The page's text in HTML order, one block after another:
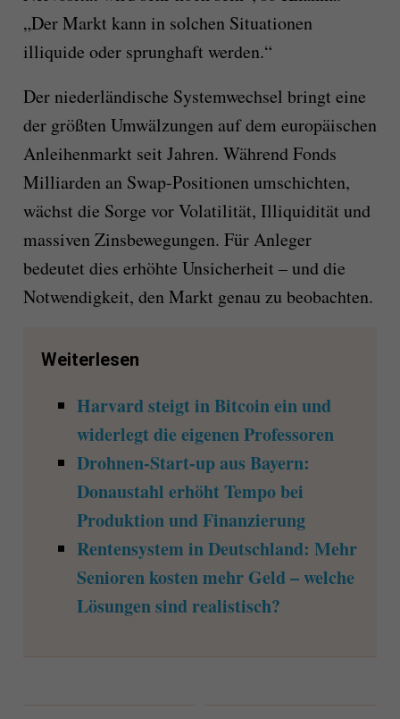
„Der Markt kann in solchen Situationen
illiquide oder sprunghaft werden.“
Der niederländische Systemwechsel bringt eine
der größten Umwälzungen auf dem europäischen
Anleihenmarkt seit Jahren. Während Fonds
Milliarden an Swap-Positionen umschichten,
wächst die Sorge vor Volatilität, Illiquidität und
massiven Zinsbewegungen. Für Anleger
bedeutet dies erhöhte Unsicherheit – und die
Notwendigkeit, den Markt genau zu beobachten.
Weiterlesen
Harvard steigt in Bitcoin ein und
widerlegt die eigenen Professoren
Drohnen-Start-up aus Bayern:
Donaustahl erhöht Tempo bei
Produktion und Finanzierung
Rentensystem in Deutschland: Mehr
Senioren kosten mehr Geld – welche
Lösungen sind realistisch?